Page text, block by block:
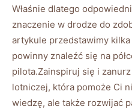
Właśnie dlatego​
znaczenie w drodze do​
‌artykule przedstawimy
powinny znaleźć się na
pilota.Zainspiruj się ‍i
lotniczej, ⁢która⁤ pomoże ⁤Ci
wiedzę, ale także rozwijać